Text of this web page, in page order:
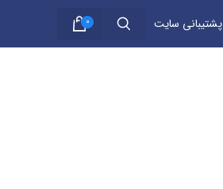
پشتیبانی سایت 0